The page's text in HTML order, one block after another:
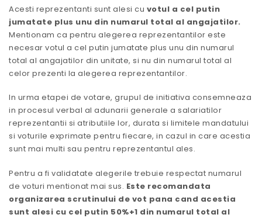
Acesti reprezentanti sunt alesi cu votul a cel putin
jumatate plus unu din numarul total al angajatilor.
Mentionam ca pentru alegerea reprezentantilor este
necesar votul a cel putin jumatate plus unu din numarul
total al angajatilor din unitate, si nu din numarul total al
celor prezenti la alegerea reprezentantilor.
In urma etapei de votare, grupul de initiativa consemneaza
in procesul verbal al adunarii generale a salariatilor
reprezentantii si atributiile lor, durata si limitele mandatului
si voturile exprimate pentru fiecare, in cazul in care acestia
sunt mai multi sau pentru reprezentantul ales.
Pentru a fi validatate alegerile trebuie respectat numarul
de voturi mentionat mai sus. Este recomandata
organizarea scrutinului de vot pana cand acestia
sunt alesi cu cel putin 50%+1 din numarul total al